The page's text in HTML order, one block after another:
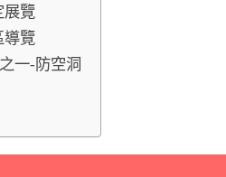
展覽
導覽
一-防空洞